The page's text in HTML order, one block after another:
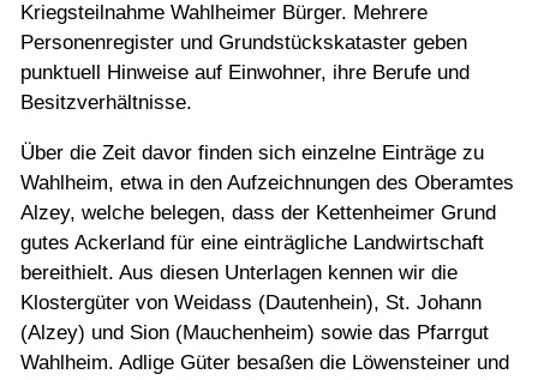
Kriegsteilnahme Wahlheimer Bürger. Mehrere
Personenregister und Grundstückskataster geben
punktuell Hinweise auf Einwohner, ihre Berufe und
Besitzverhältnisse.
Über die Zeit davor finden sich einzelne Einträge zu
Wahlheim, etwa in den Aufzeichnungen des Oberamtes
Alzey, welche belegen, dass der Kettenheimer Grund
gutes Ackerland für eine einträgliche Landwirtschaft
bereithielt. Aus diesen Unterlagen kennen wir die
Klostergüter von Weidass (Dautenhein), St. Johann
(Alzey) und Sion (Mauchenheim) sowie das Pfarrgut
Wahlheim. Adlige Güter besaßen die Löwensteiner und